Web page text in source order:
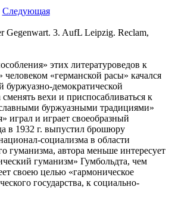
Следующая
3. AufL Leipzig. Reclam,
этих литературоведов к
«германской расы» качался
демократической
вехи и приспосабливаться к
буржуазными традициями»
играл и играет своеобразный
в 1932 г. выпустил брошюру
социализма в области
гуманизма, автора меньше интересует
гуманизм» Гумбольдта, чем
своею целью «гармоническое
государства, к социально-